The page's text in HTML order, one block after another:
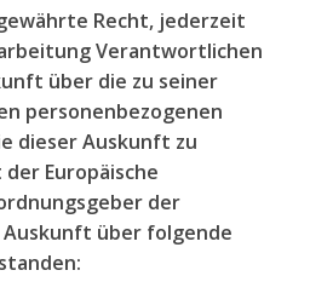
Recht, jederzeit
Verantwortlichen
über die zu seiner
personenbezogenen
dieser Auskunft zu
Europäische
der
über folgende